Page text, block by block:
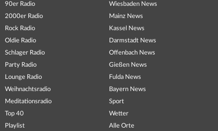
90er Radio
2000er Radio
Rock Radio
Oldie Radio
Schlager Radio
Party Radio
Lounge Radio
Weihnachtsradio
Meditationsradio
Top 40
Playlist
Wiesbaden News
Mainz News
Kassel News
Darmstadt News
Offenbach News
Gießen News
Fulda News
Bayern News
Sport
Wetter
Alle Orte